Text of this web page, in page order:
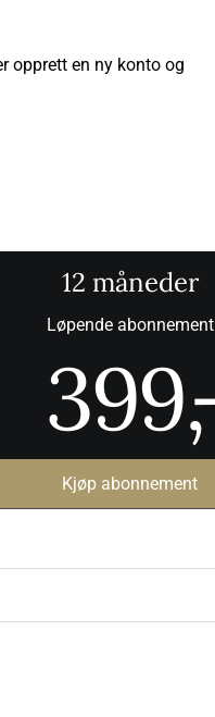
opprett en ny konto og
12 måneder
Løpende abonnement
399,-
Kjøp abonnement